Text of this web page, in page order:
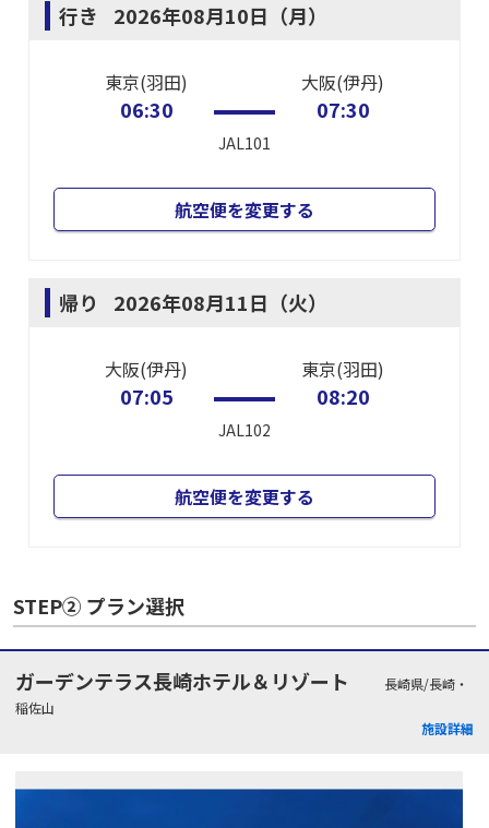
行き 2026年08月10日（月）
東京(羽田)
06:30
JAL101
大阪(伊丹)
07:30
航空便を変更する
帰り 2026年08月11日（火）
大阪(伊丹)
07:05
JAL102
東京(羽田)
08:20
航空便を変更する
STEP② プラン選択
ガーデンテラス長崎ホテル＆リゾート
長崎県/長崎・
稲佐山
施設詳細